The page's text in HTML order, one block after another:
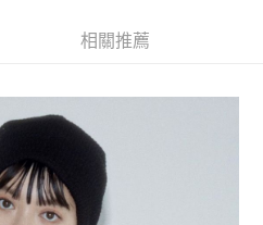
額請依後續交易確認頁面所載為準。
交易或遇審核未通過，訂單將自動取
付你分期」於每月結算日後寄送繳費提
「超商條碼／台灣大直營門市／銀行轉
通路繳費。
付款。
付」後，將跳轉至「AFTEE先享後付」
後，即可完成結帳。
通知簡訊。
擊此簡訊中的連結，可透過四大超商／
)免運費
)免運費
相關推薦